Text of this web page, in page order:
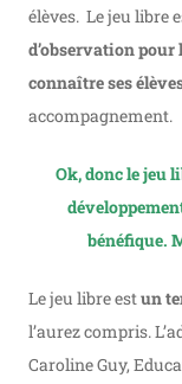
élèves. Le jeu libre
d’observation
connaître ses
accompagnement.
Ok, donc le jeu
bénéfique.
Le jeu libre estun
l’aurez compris.
Caroline Guy,